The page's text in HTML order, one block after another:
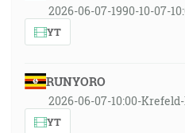
2026-06-07-1990-10-07-
YT
RUNYORO
2026-06-07-10:00-
YT